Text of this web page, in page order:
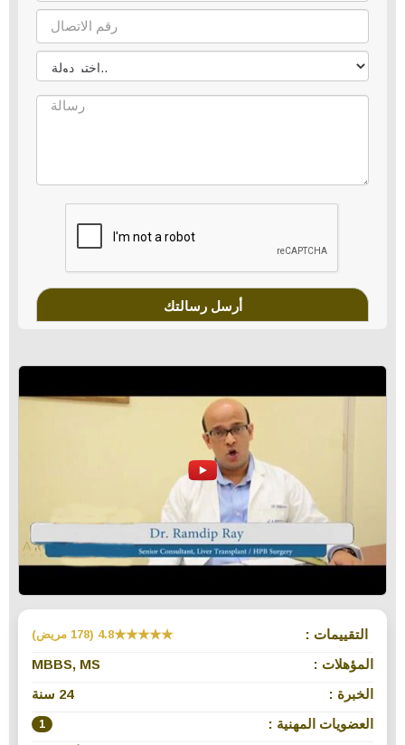
التقييمات : ★★★★★4.8 (178 مريض)
المؤهلات :
MBBS, MS
الخبرة :
24 سنة
العضويات المهنية :
1